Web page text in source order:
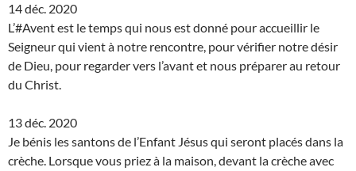
14 déc. 2020
L’#Avent est le temps qui nous est donné pour accueillir le
Seigneur qui vient à notre rencontre, pour vérifier notre désir
de Dieu, pour regarder vers l’avant et nous préparer au retour
du Christ.
13 déc. 2020
Je bénis les santons de l’Enfant Jésus qui seront placés dans la
crèche. Lorsque vous priez à la maison, devant la crèche avec